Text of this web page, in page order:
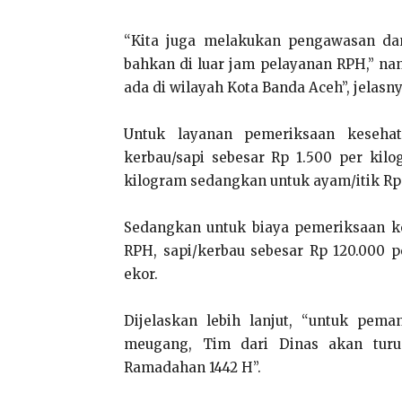
“Kita juga melakukan pengawasan
bahkan di luar jam pelayanan RPH,”
ada di wilayah Kota Banda Aceh”,
Untuk layanan pemeriksaan
kerbau/sapi sebesar Rp 1.500 per
kilogram sedangkan untuk ayam/itik
Sedangkan untuk biaya pemeriksaan
RPH, sapi/kerbau sebesar Rp
ekor.
Dijelaskan lebih lanjut, “untuk
meugang, Tim dari Dinas akan
Ramadahan 1442 H”.